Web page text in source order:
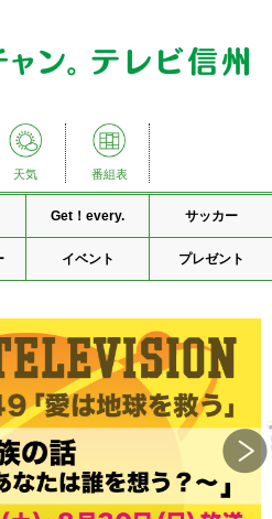
天気 番組表
Get！every. サッカー
イベント プレゼント